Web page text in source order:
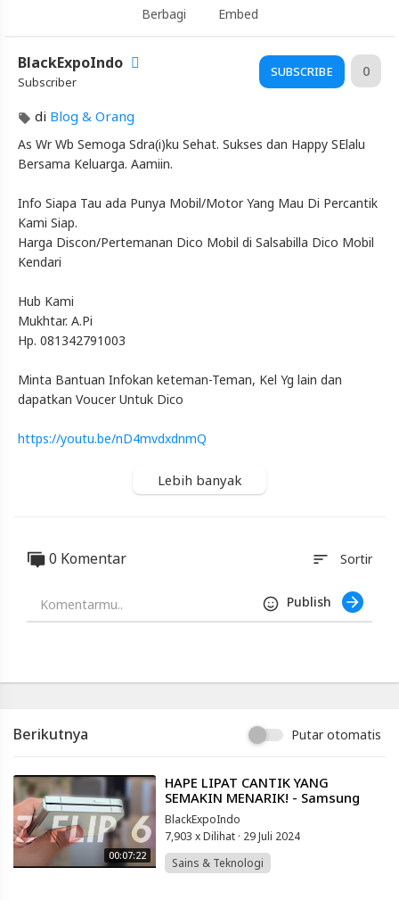
Senang
Terbaru
Blackexpo
Info
Lirikan
Mata
Pramugari
Cantik
Air
Membuat
Penumpang
Senang
Platform
Video
Indonesia
401XD
Group
Berbagi Embed
BlackExpoIndo
Subscriber
SUBSCRIBE 0
di Blog & Orang
As Wr Wb Semoga Sdra(i)ku Sehat. Sukses dan Happy SElalu
Bersama Keluarga. Aamiin.
Info Siapa Tau ada Punya Mobil/Motor Yang Mau Di Percantik
Kami Siap.
Harga Discon/Pertemanan Dico Mobil di Salsabilla Dico Mobil
Kendari
Hub Kami
Mukhtar. A.Pi
Hp. 081342791003
Minta Bantuan Infokan keteman-Teman, Kel Yg lain dan
dapatkan Voucer Untuk Dico
https://youtu.be/nD4mvdxdnmQ
Lebih banyak
0 Komentar sort Sortir
Publish
Berikutnya Putar otomatis
00:07:22
⁣HAPE LIPAT CANTIK YANG
SEMAKIN MENARIK! - Samsung
Galaxy Z Flip 6
BlackExpoIndo
7,903 x Dilihat · 29 Juli 2024
Sains & Teknologi